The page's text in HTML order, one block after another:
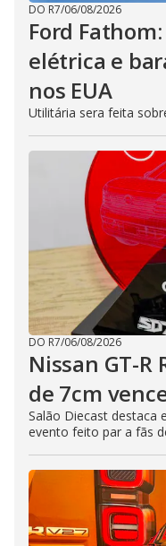
DO R7/06/08/2026
Ford
elétrica e
nos EUA
Utilitária sera feita
DO R7/06/08/2026
Nissan GT-
de 7cm
Salão Diecast destaca
evento feito par a fãs